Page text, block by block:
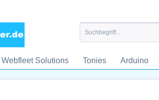
Webfleet Solutions Tonies Arduino